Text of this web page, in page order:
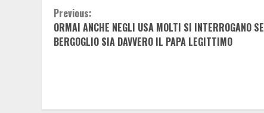
Continue
Reading
Previous:
ORMAI ANCHE NEGLI USA MOLTI SI INTERROGANO SE
BERGOGLIO SIA DAVVERO IL PAPA LEGITTIMO